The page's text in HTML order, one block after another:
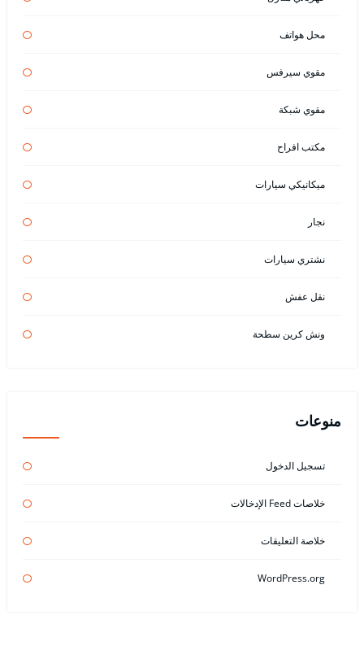
محل هواتف
مقوي سيرفس
مقوي شبكة
مكتب افراح
ميكانيكي سيارات
نجار
نشتري سيارات
نقل عفش
ونش كرين سطحة
منوعات
تسجيل الدخول
خلاصات Feed الإدخالات
خلاصة التعليقات
WordPress.org